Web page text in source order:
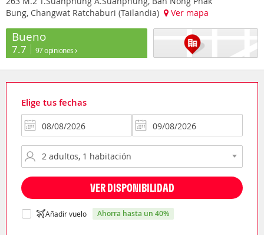
Bung, Changwat Ratchaburi (Tailandia)
Ver mapa
Bueno
7.7 97 opiniones
Elige tus fechas
VER DISPONIBILIDAD
Añadir vuelo ahorra hasta un 40%